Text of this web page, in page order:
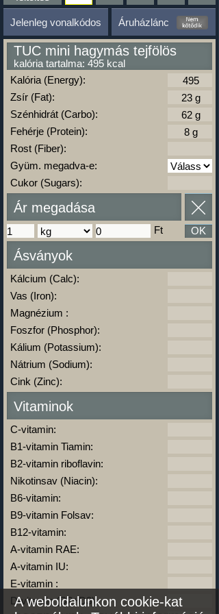
Jelenleg vonalkódos Áruházlánc
TUC mini hagymás tejfölös
kalória tartalma: 495 kcal
Kalória (Energy):
Zsír (Fat):
Szénhidrát (Carbo):
Fehérje (Protein):
Rost (Fiber):
Gyüm. megadva-e:
Cukor (Sugars):
Ár megadása
Ft OK
Ásványok
Kálcium (Calc):
Vas (Iron):
Magnézium :
Foszfor (Phosphor):
Kálium (Potassium):
Nátrium (Sodium):
Cink (Zinc):
Vitaminok
C-vitamin:
B1-vitamin Tiamin:
B2-vitamin riboflavin:
Nikotinsav (Niacin):
B6-vitamin:
B9-vitamin Folsav:
B12-vitamin:
A-vitamin RAE:
A-vitamin IU:
E-vitamin :
D-vitamin (D2+D3):
A weboldalunkon cookie-kat